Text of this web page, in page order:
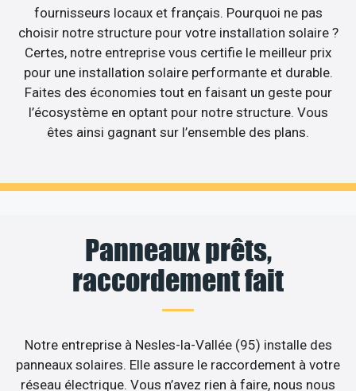
fournisseurs locaux et français. Pourquoi ne pas
choisir notre structure pour votre installation solaire ?
Certes, notre entreprise vous certifie le meilleur prix
pour une installation solaire performante et durable.
Faites des économies tout en faisant un geste pour
l’écosystème en optant pour notre structure. Vous
êtes ainsi gagnant sur l’ensemble des plans.
Panneaux prêts,
raccordement fait
Notre entreprise à Nesles-la-Vallée (95) installe des
panneaux solaires. Elle assure le raccordement à votre
réseau électrique. Vous n’avez rien à faire, nous nous